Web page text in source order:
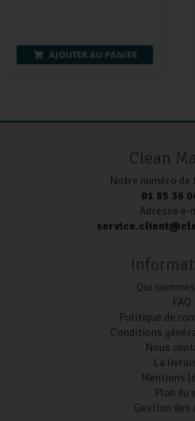
AJOUTER AU PANIER
Clean
Notre numéro de
01 85 36
Adresse e-
Qui
FAQ
Politique de
Conditions
Nous
La
Mentions
Plan du
Gestion des